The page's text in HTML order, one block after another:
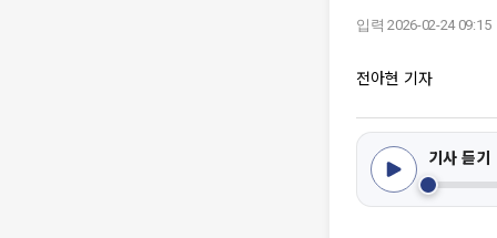
입력 2026-02-24 09:15
전아현 기자
기사 듣기